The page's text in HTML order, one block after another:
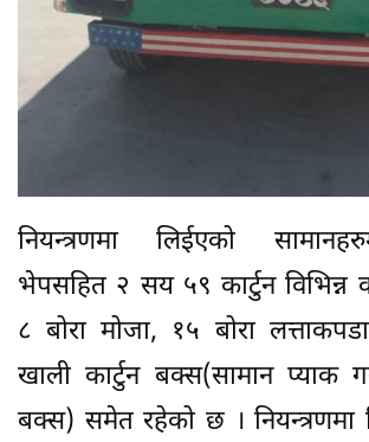
नियन्त्रणमा लिईएको
भेपसहित २ सय ५९ कार्टुन विभिन्न
८ बोरा मोजा, १५ बोरा
खाली कार्टुन बक्स(सामान प्याक
बक्स) समेत रहेको छ । नियन्त्रणमा